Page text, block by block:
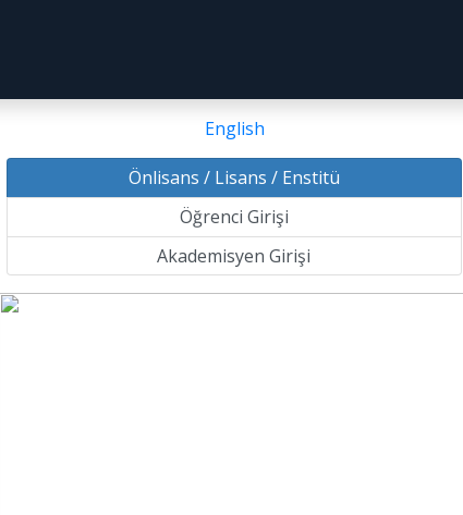
English
Önlisans / Lisans / Enstitü
Öğrenci Girişi
Akademisyen Girişi